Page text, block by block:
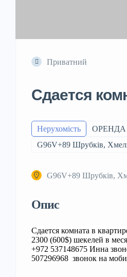
Приватний
Сдается
Нерухомість ОРЕНДА
G96V+89 Шрубків,
G96V+89 Шрубків,
Опис
Сдается комната в
2300 (600$) шекелей в
+972 537148675 Инна
507296968 звонок на